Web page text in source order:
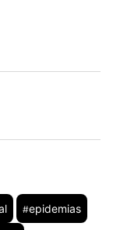
#epidemias